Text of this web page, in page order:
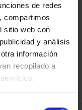
de redes
compartimos
sitio web con
y análisis
información
recopilado a